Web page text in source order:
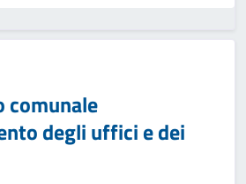
comunale
degli uffici e dei